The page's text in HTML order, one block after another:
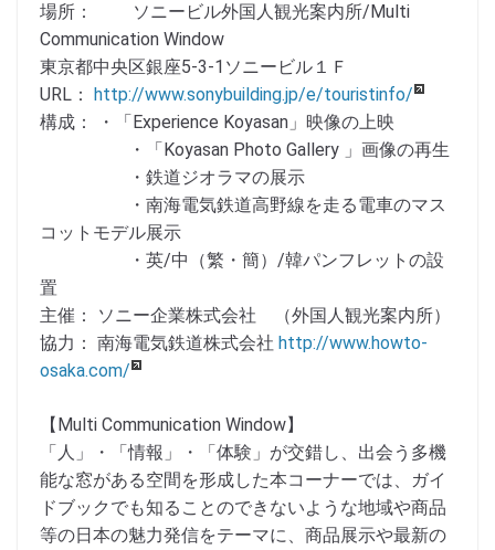
場所： ソニービル外国人観光案内所/Multi
Communication Window
東京都中央区銀座5-3-1ソニービル１Ｆ
URL：
http://www.sonybuilding.jp/e/touristinfo/
構成： ・「Experience Koyasan」映像の上映
・「Koyasan Photo Gallery 」画像の再生
・鉄道ジオラマの展示
・南海電気鉄道高野線を走る電車のマス
コットモデル展示
・英/中（繁・簡）/韓パンフレットの設
置
主催： ソニー企業株式会社 （外国人観光案内所）
協力： 南海電気鉄道株式会社 http://www.howto-
osaka.com/
【Multi Communication Window】
「人」・「情報」・「体験」が交錯し、出会う多機
能な窓がある空間を形成した本コーナーでは、ガイ
ドブックでも知ることのできないような地域や商品
等の日本の魅力発信をテーマに、商品展示や最新の